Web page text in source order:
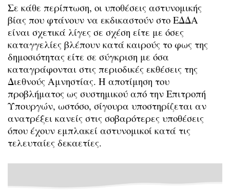
Σε κάθε περίπτωση, οι υποθέσεις αστυνομικής
βίας που φτάνουν να εκδικαστούν στο ΕΔΔΑ
είναι σχετικά λίγες σε σχέση είτε με όσες
καταγγελίες βλέπουν κατά καιρούς το φως της
δημοσιότητας είτε σε σύγκριση με όσα
καταγράφονται στις περιοδικές εκθέσεις της
Διεθνούς Αμνηστίας. Η αποτίμηση του
προβλήματος ως συστημικού από την Επιτροπή
Υπουργών, ωστόσο, σίγουρα υποστηρίζεται αν
ανατρέξει κανείς στις σοβαρότερες υποθέσεις
όπου έχουν εμπλακεί αστυνομικοί κατά τις
τελευταίες δεκαετίες.